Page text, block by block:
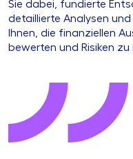
Sie dabei, fundierte
detaillierte Analysen
Ihnen, die finanziellen
bewerten und Risiken zu